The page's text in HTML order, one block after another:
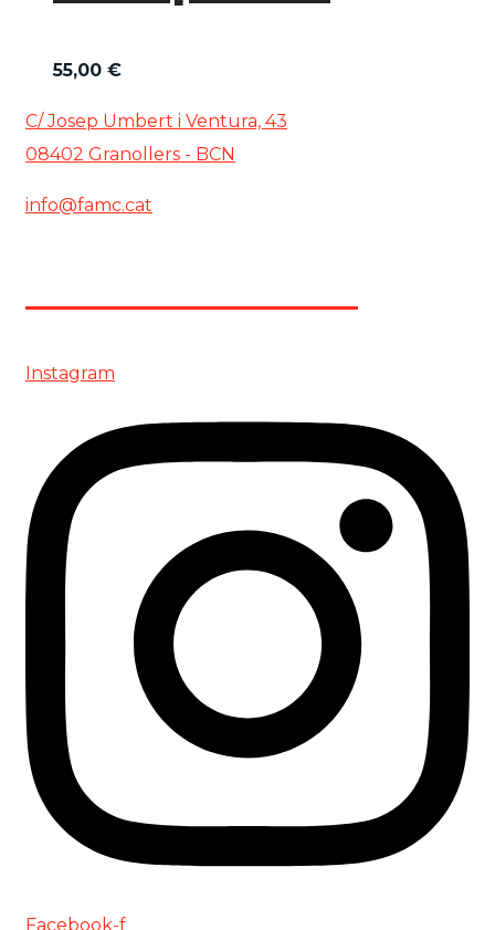
55,00 €
C/ Josep Umbert i Ventura, 43
08402 Granollers - BCN
info@famc.cat
Instagram
Facebook-f